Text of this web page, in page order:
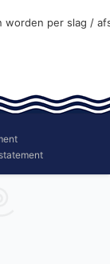
worden per slag /